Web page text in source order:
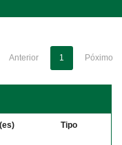
Anterior 1 Póximo
Tipo